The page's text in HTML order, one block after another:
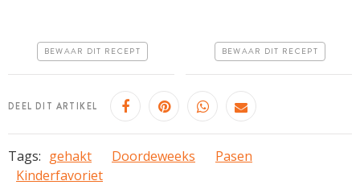
Erg makkelijk
BEWAAR DIT RECEPT BEWAAR DIT RECEPT
DEEL DIT ARTIKEL
Tags: gehakt Doordeweeks
Pasen
Kinderfavoriet